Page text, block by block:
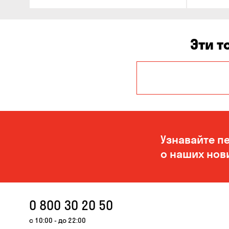
Эти
Кропивницкий
Узнавайте
о наших
0 800 30 20 50
с 10:00 - до 22:00